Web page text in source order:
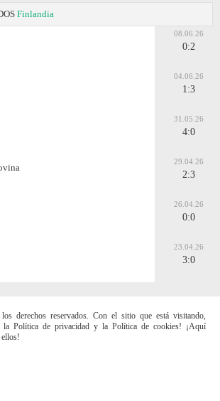
Finlandia
08.06.26
0:2
04.06.26
1:3
31.05.26
4:0
29.04.26
2:3
26.04.26
0:0
23.04.26
3:0
derechos reservados. Con el sitio que está visitando,
la Política de privacidad y la Política de cookies! ¡Aquí